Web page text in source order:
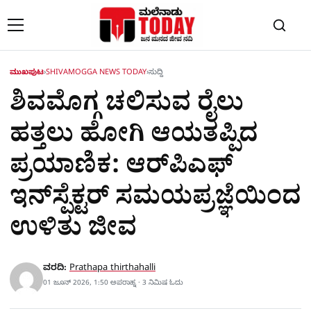
ಮುಖಪುಟ›SHIVAMOGGA NEWS TODAY›ಸುದ್ದಿ
ಶಿವಮೊಗ್ಗ ಚಲಿಸುವ ರೈಲು
ಹತ್ತಲು ಹೋಗಿ ಆಯತಪ್ಪಿದ
ಪ್ರಯಾಣಿಕ: ಆರ್‌ಪಿಎಫ್
ಇನ್‌ಸ್ಪೆಕ್ಟರ್ ಸಮಯಪ್ರಜ್ಞೆಯಿಂದ
ಉಳಿತು ಜೀವ
ವರದಿ: Prathapa thirthahalli
01 ಜೂನ್ 2026, 1:50 ಅಪರಾಹ್ನ · 3 ನಿಮಿಷ ಓದು